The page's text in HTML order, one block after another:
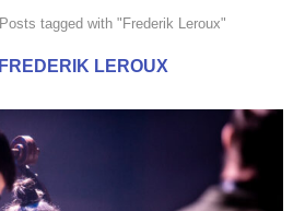
Posts tagged with "Frederik Leroux"
FREDERIK LEROUX